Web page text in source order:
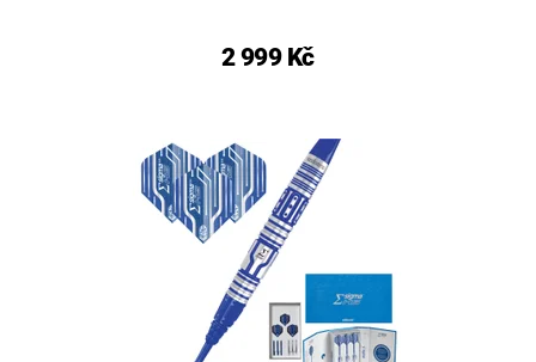
2 999 Kč